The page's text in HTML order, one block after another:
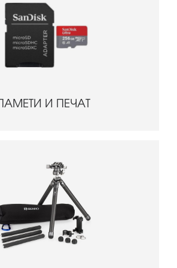
И ПЕЧАТ